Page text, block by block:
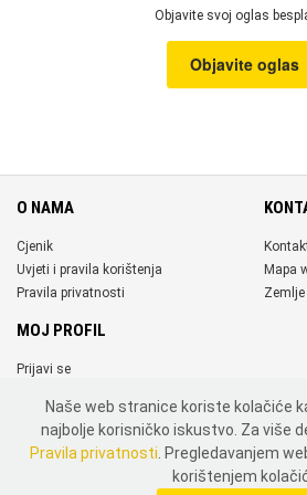
Objavite svoj oglas
Objavite oglas
O NAMA
Cjenik
Uvjeti i pravila korištenja
Pravila privatnosti
Mapa
Zemlje
MOJ PROFIL
Prijavi se
DRUŠTVENE MREŽE
Naše web stranice koriste kolačiće
najbolje korisničko iskustvo. Za više
Pravila privatnosti . Pregledavanjem
korištenjem